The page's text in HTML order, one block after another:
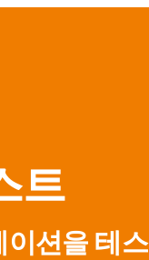
트
션을 테